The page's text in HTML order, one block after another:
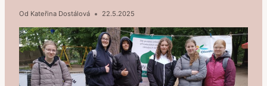
Od Kateřina Dostálová 22.5.2025